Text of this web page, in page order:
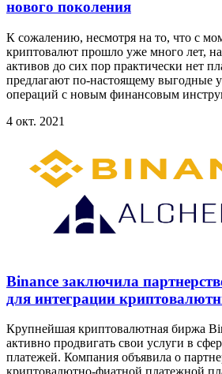
нового поколения
К сожалению, несмотря на то, что с
криптовалют прошло уже много лет,
активов до сих пор практически нет
предлагают по-настоящему выгодные
операций с новым финансовым
4 окт. 2021
Binance заключила
для интеграции
Крупнейшая криптовалютная биржа
активно продвигать свои услуги в
платежей. Компания объявила о